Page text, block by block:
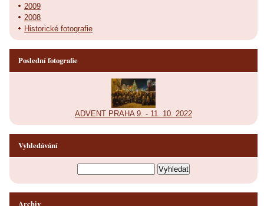
2009
2008
Historické fotografie
Poslední fotografie
ADVENT PRAHA 9. - 11. 10. 2022
Vyhledávání
Archiv